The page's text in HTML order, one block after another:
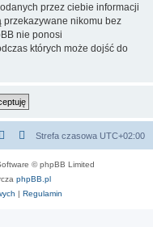
przez ciebie informacji
przekazywane nikomu bez
nie ponosi
których może dojść do
Strefa czasowa UTC+02:00
© phpBB Limited
phpBB.pl
| Regulamin